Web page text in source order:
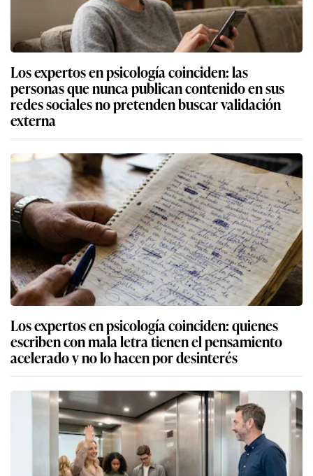
Los expertos en psicología coinciden: las
personas que nunca publican contenido en sus
redes sociales no pretenden buscar validación
externa
Los expertos en psicología coinciden: quienes
escriben con mala letra tienen el pensamiento
acelerado y no lo hacen por desinterés